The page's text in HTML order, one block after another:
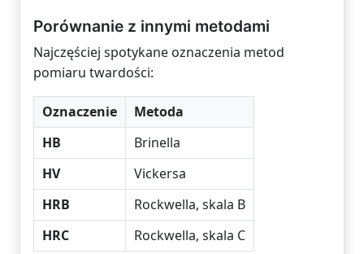
Porównanie z innymi metodami
Najczęściej spotykane oznaczenia metod
pomiaru twardości:
Oznaczenie
Metoda
HB
Brinella
HV
Vickersa
HRB
Rockwella, skala B
HRC
Rockwella, skala C